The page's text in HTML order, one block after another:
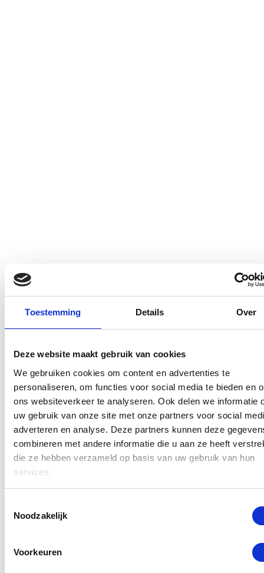
Toestemming Details Over
Deze website maakt gebruik van cookies
We gebruiken cookies om content en advertenties te
personaliseren, om functies voor social media te bieden en
ons websiteverkeer te analyseren. Ook delen we informatie
uw gebruik van onze site met onze partners voor social
adverteren en analyse. Deze partners kunnen deze
combineren met andere informatie die u aan ze heeft
die ze hebben verzameld op basis van uw gebruik van hun
services.
Noodzakelijk
Voorkeuren